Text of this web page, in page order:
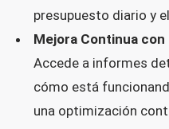
presupuesto diario y
Mejora Continua con
Accede a informes
cómo está
una optimización